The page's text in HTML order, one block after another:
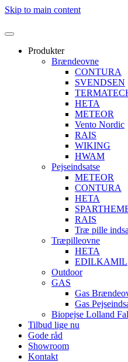
Skip to main content
Produkter
Brændeovne
CONTURA
SVENDSEN
HETA
METEOR
Vento Nordic
RAIS
WIKING
HWAM
Pejseindsatse
METEOR
CONTURA
HETA
RAIS
Træ pille
Træpilleovne
HETA
EDILKAMIL
Outdoor
GAS
Gas
Gas
Biopejse Lolland
Tilbud lige nu
Gode råd
Showroom
Kontakt